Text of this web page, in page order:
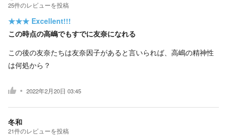
25件のレビューを投稿
★★★ Excellent!!!
この時点の高嶋でもすでに友奈になれる
この後の友奈たちは友奈因子があると言いられば、高嶋の精神性
は何処から？
2022年2月20日 03:45
冬和
21件のレビューを投稿